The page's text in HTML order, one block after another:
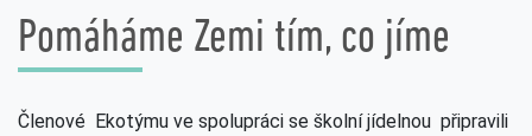
Pomáháme Zemi tím, co jíme
Členové Ekotýmu ve spolupráci se školní jídelnou připravili